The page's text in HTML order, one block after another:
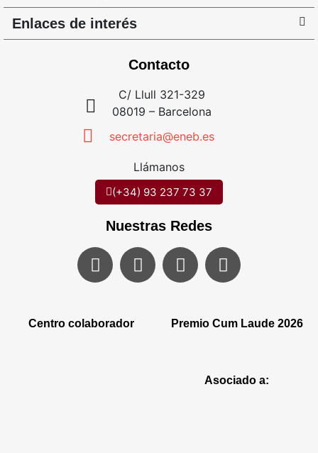
Enlaces de interés
Contacto
C/ Llull 321-329
08019 – Barcelona
secretaria@eneb.es
Llámanos
(+34) 93 237 73 37
Nuestras Redes
Centro colaborador Premio Cum Laude 2026
Asociado a: